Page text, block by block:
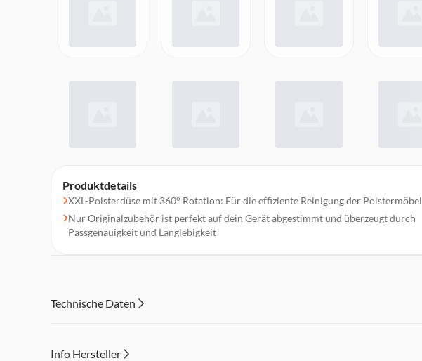
Produktdetails
XXL-Polsterdüse mit 360° Rotation: Für die effiziente Reinigung der Polstermöbel
Nur Originalzubehör ist perfekt auf dein Gerät abgestimmt und überzeugt durch
Passgenauigkeit und Langlebigkeit
Technische Daten
Info Hersteller